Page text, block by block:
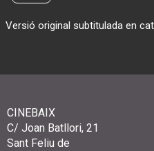
Versió original subtitulada en
CINEBAIX
C/ Joan Batllori, 21
Sant Feliu de